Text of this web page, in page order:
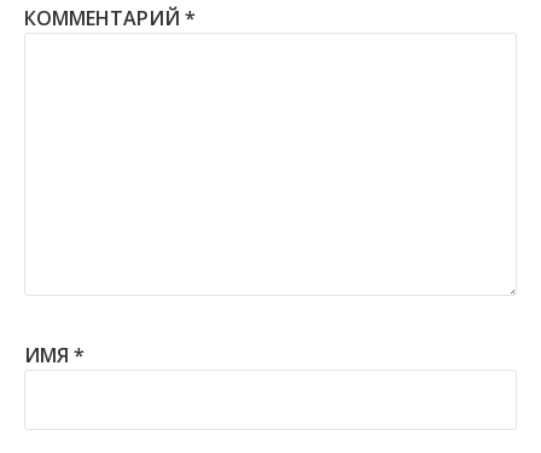
КОММЕНТАРИЙ *
ИМЯ *